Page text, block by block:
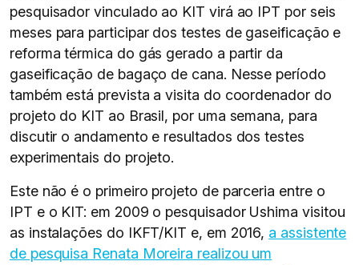
pesquisador vinculado ao KIT virá ao IPT por seis
meses para participar dos testes de gaseificação e
reforma térmica do gás gerado a partir da
gaseificação de bagaço de cana. Nesse período
também está prevista a visita do coordenador do
projeto do KIT ao Brasil, por uma semana, para
discutir o andamento e resultados dos testes
experimentais do projeto.
Este não é o primeiro projeto de parceria entre o
IPT e o KIT: em 2009 o pesquisador Ushima visitou
as instalações do IKFT/KIT e, em 2016, a assistente
de pesquisa Renata Moreira realizou um